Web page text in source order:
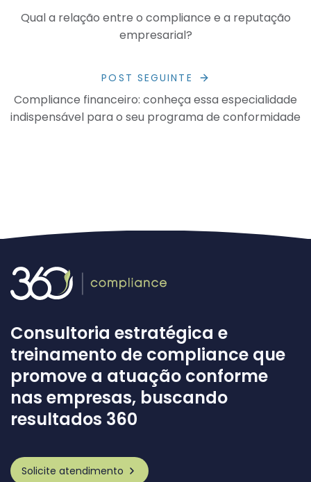
Qual a relação entre o compliance e a reputação
empresarial?
POST SEGUINTE
Compliance financeiro: conheça essa especialidade
indispensável para o seu programa de conformidade
Consultoria estratégica e
treinamento de compliance que
promove a atuação conforme
nas empresas, buscando
resultados 360
Solicite atendimento